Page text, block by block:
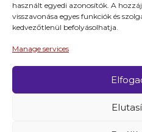
használt egyedi azonosítók. A
visszavonása egyes funkciók és
kedvezőtlenül befolyásolhatja.
Manage services
Adatkezelési tájékoztató
Impresszum
© 2026 Minden
A keszthely.hu